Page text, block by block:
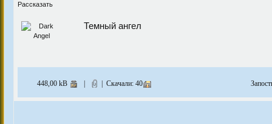
Рассказать
Темный ангел
448,00 kB | Скачали: 40